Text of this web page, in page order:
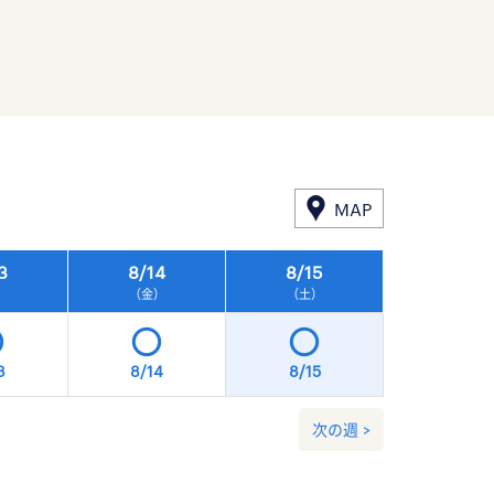
MAP
8/14
（金）
8/15
（土）
8/14 8/15
次の週 >